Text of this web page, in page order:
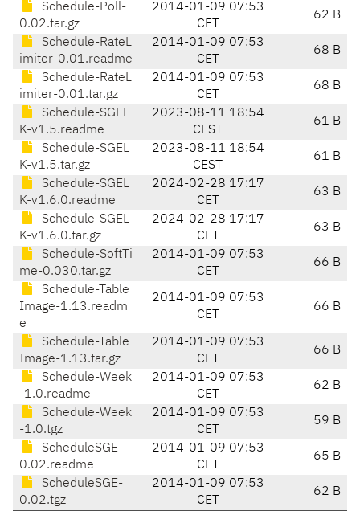
Schedule-Poll-
0.02.tar.gz
2014-01-09 07:53
CET
62 B
Schedule-RateL
imiter-0.01.readme
2014-01-09 07:53
CET
68 B
Schedule-RateL
imiter-0.01.tar.gz
2014-01-09 07:53
CET
68 B
Schedule-SGEL
K-v1.5.readme
2023-08-11 18:54
CEST
61 B
Schedule-SGEL
K-v1.5.tar.gz
2023-08-11 18:54
CEST
61 B
Schedule-SGEL
K-v1.6.0.readme
2024-02-28 17:17
CET
63 B
Schedule-SGEL
K-v1.6.0.tar.gz
2024-02-28 17:17
CET
63 B
Schedule-SoftTi
me-0.030.tar.gz
2014-01-09 07:53
CET
66 B
Schedule-Table
Image-1.13.readm
e
2014-01-09 07:53
CET
66 B
Schedule-Table
Image-1.13.tar.gz
2014-01-09 07:53
CET
66 B
Schedule-Week
-1.0.readme
2014-01-09 07:53
CET
62 B
Schedule-Week
-1.0.tgz
2014-01-09 07:53
CET
59 B
ScheduleSGE-
0.02.readme
2014-01-09 07:53
CET
65 B
ScheduleSGE-
0.02.tgz
2014-01-09 07:53
CET
62 B